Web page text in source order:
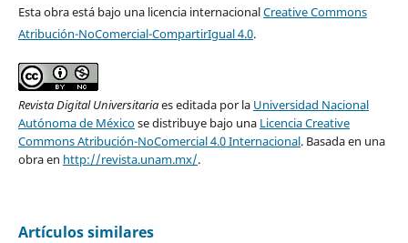
Esta obra está bajo una licencia internacionalCreative Commons
Atribución-NoComercial-CompartirIgual 4.0.
Revista Digital Universitariaes editada por la Universidad Nacional
Autónoma de Méxicose distribuye bajo una Licencia Creative
Commons Atribución-NoComercial 4.0 Internacional. Basada en una
obra en http://revista.unam.mx/.
Artículos similares